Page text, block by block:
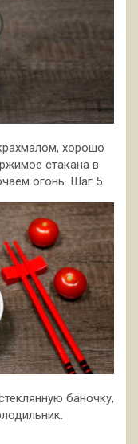
хорошо
стакана в
огонь. Шаг 5
баночку,